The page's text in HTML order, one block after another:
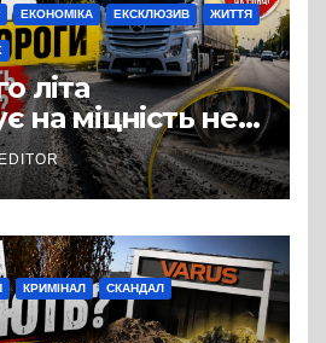
ЕКОНОМІКА ЕКСКЛЮЗИВ ЖИТТЯ
літа
на міцність не
а й дороги
КРИМІНАЛ СКАНДАЛ